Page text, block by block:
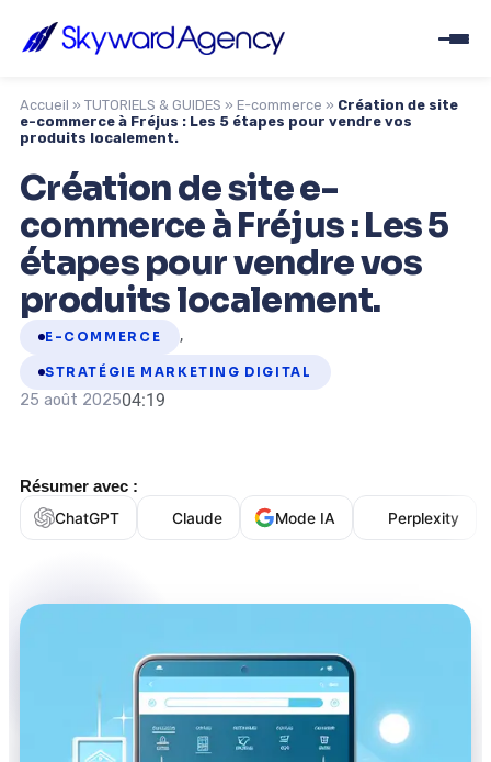
Accueil » TUTORIELS & GUIDES » E-commerce » Création de site
e-commerce à Fréjus : Les 5 étapes pour vendre vos
produits localement.
Création de site e-
commerce à Fréjus : Les 5
étapes pour vendre vos
produits localement.
E-COMMERCE ,
STRATÉGIE MARKETING DIGITAL
25 août 202504:19
Résumer avec :
ChatGPT Claude Mode IA Perplexity